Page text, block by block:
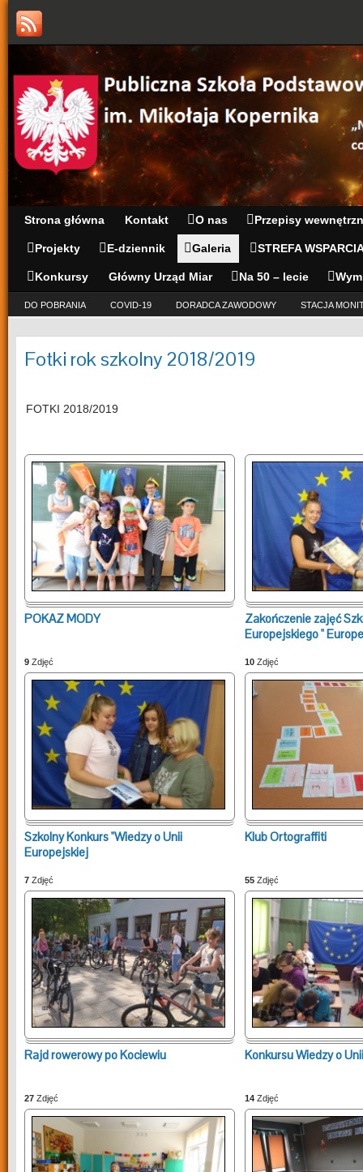
Strona główna Kontakt O nas Przepisy
Projekty E-dziennik Galeria STREFA
Konkursy Główny Urząd Miar Na 50 – lecie
DO POBRANIA COVID-19 DORADCA ZAWODOWY STACJA
Fotki rok szkolny 2018/2019
FOTKI 2018/2019
POKAZ MODY
9 Zdjęć
Zakończenie zajęć
Europejskiego "
10 Zdjęć
Szkolny Konkurs "Wiedzy o Unii
Europejskiej
7 Zdjęć
Klub Ortograffiti
55 Zdjęć
Rajd rowerowy po Kociewiu
27 Zdjęć
Konkursu Wiedzy o
14 Zdjęć